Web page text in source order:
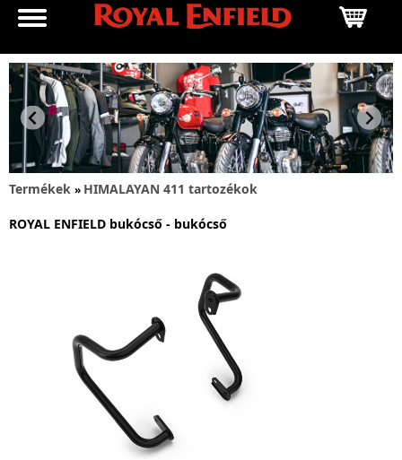
Termékek » HIMALAYAN 411 tartozékok
ROYAL ENFIELD bukócső - bukócső